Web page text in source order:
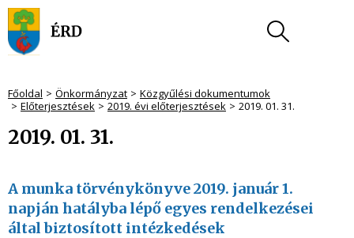
Főoldal Önkormányzat
Közgyűlési dokumentumok
Előterjesztések
2019. évi előterjesztések 2019. 01. 31.
2019. 01. 31.
A munka törvénykönyve 2019. január 1.
napján hatályba lépő egyes rendelkezései
által biztosított intézkedések